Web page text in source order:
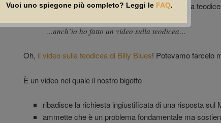
può demolire le mie dimostrazioni? Ha o non ha una
…anch’io ho fatto un video sulla teodicea…
Oh, il video sulla teodicea di Billy Blues! Potevamo farcelo
È un video nel quale il nostro bigotto
ribadisce la richiesta ingiustificata di una risposta sul
ammette che è un problema fondamentale ma
Vuoi uno spiegone più completo? Leggi le FAQ.